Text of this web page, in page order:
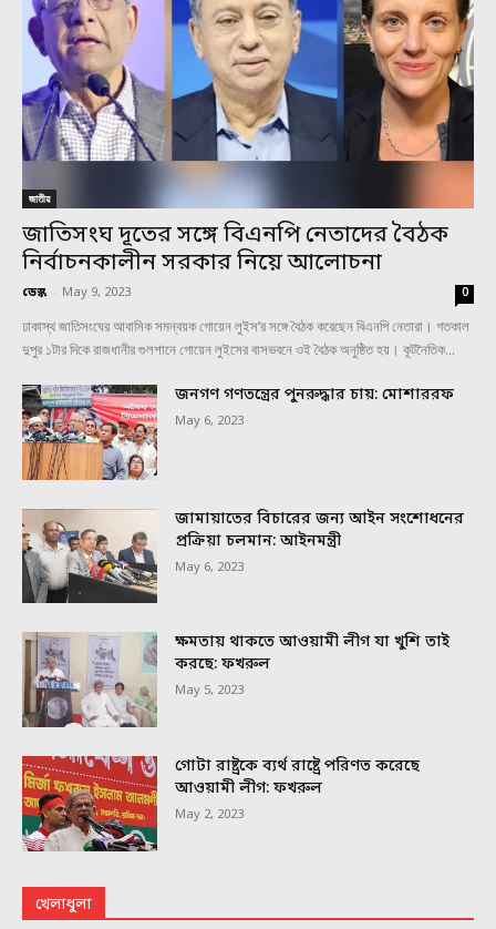
জাতীয়
জাতিসংঘ দূতের সঙ্গে বিএনপি নেতাদের বৈঠক
নির্বাচনকালীন সরকার নিয়ে আলোচনা
ডেস্ক - May 9, 2023 0
ঢাকাস্থ জাতিসংঘের আবাসিক সমন্বয়ক গোয়েন লুইস’র সঙ্গে বৈঠক করেছেন বিএনপি নেতারা। গতকাল
দুপুর ১টার দিকে রাজধানীর গুলশানে গোয়েন লুইসের বাসভবনে ওই বৈঠক অনুষ্ঠিত হয়। কূটনৈতিক...
জনগণ গণতন্ত্রের পুনরুদ্ধার চায়: মোশাররফ
May 6, 2023
জামায়াতের বিচারের জন্য আইন সংশোধনের
প্রক্রিয়া চলমান: আইনমন্ত্রী
May 6, 2023
ক্ষমতায় থাকতে আওয়ামী লীগ যা খুশি তাই
করছে: ফখরুল
May 5, 2023
গোটা রাষ্ট্রকে ব্যর্থ রাষ্ট্রে পরিণত করেছে
আওয়ামী লীগ: ফখরুল
May 2, 2023
খেলাধুলা